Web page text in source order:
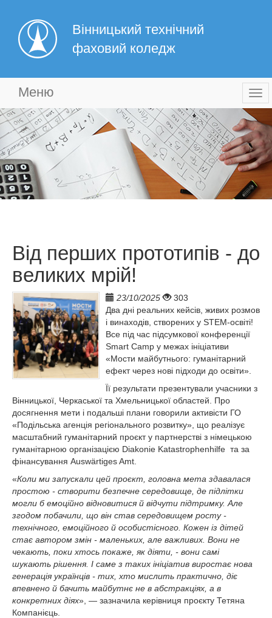
Вінницький технічний
фаховий коледж
Меню
Від перших прототипів - до
великих мрій!
23/10/2025
303
Два дні реальних кейсів, живих розмов
і винаходів, створених у STEM-освіті!
Все під час підсумкової конференції
Smart Camp у межах ініціативи
«Мости майбутнього: гуманітарний
ефект через нові підходи до освіти».
Її результати презентували учасники з
Вінницької, Черкаської та Хмельницької областей. Про
досягнення мети і подальші плани говорили активісти ГО
«Подільська агенція регіонального розвитку», що реалізує
масштабний гуманітарний проєкт у партнерстві з німецькою
гуманітарною організацією Diakonie Katastrophenhilfe та за
фінансування Auswärtiges Amt.
«Коли ми запускали цей проєкт, головна мета здавалася
простою - створити безпечне середовище, де підлітки
могли б емоційно відновитися й відчути підтримку. Але
згодом побачили, що він став середовищем росту -
технічного, емоційного й особистісного. Кожен із дітей
стає автором змін - маленьких, але важливих. Вони не
чекають, поки хтось покаже, як діяти, - вони самі
шукають рішення. І саме з таких ініціатив виростає нова
генерація українців - тих, хто мислить практично, діє
впевнено й бачить майбутнє не в абстракціях, а в
конкретних діях», — зазначила керівниця проєкту Тетяна
Компанієць.